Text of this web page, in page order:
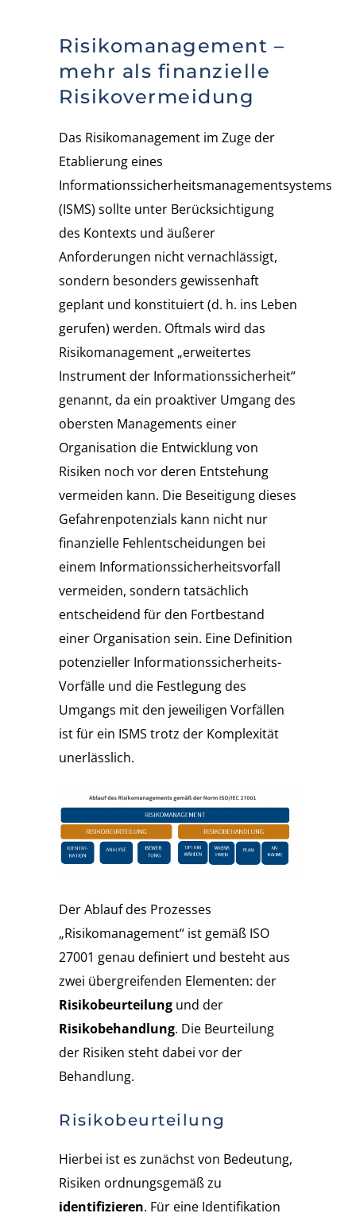
Risikomanagement –
mehr als finanzielle
Risikovermeidung
Das Risikomanagement im Zuge der
Etablierung eines
Informationssicherheitsmanagementsystems
(ISMS) sollte unter Berücksichtigung
des Kontexts und äußerer
Anforderungen nicht vernachlässigt,
sondern besonders gewissenhaft
geplant und konstituiert (d. h. ins Leben
gerufen) werden. Oftmals wird das
Risikomanagement „erweitertes
Instrument der Informationssicherheit“
genannt, da ein proaktiver Umgang des
obersten Managements einer
Organisation die Entwicklung von
Risiken noch vor deren Entstehung
vermeiden kann. Die Beseitigung dieses
Gefahrenpotenzials kann nicht nur
finanzielle Fehlentscheidungen bei
einem Informationssicherheitsvorfall
vermeiden, sondern tatsächlich
entscheidend für den Fortbestand
einer Organisation sein. Eine Definition
potenzieller Informationssicherheits-
Vorfälle und die Festlegung des
Umgangs mit den jeweiligen Vorfällen
ist für ein ISMS trotz der Komplexität
unerlässlich.
Der Ablauf des Prozesses
„Risikomanagement“ ist gemäß ISO
27001 genau definiert und besteht aus
zwei übergreifenden Elementen: der
Risikobeurteilung und der
Risikobehandlung. Die Beurteilung
der Risiken steht dabei vor der
Behandlung.
Risikobeurteilung
Hierbei ist es zunächst von Bedeutung,
Risiken ordnungsgemäß zu
identifizieren. Für eine Identifikation